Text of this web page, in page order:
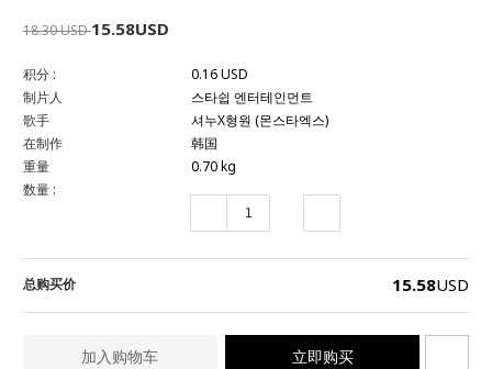
18.30 USD15.58USD
积分 :
0.16 USD
制片人
스타쉽 엔터테인먼트
歌手
셔누X형원 (몬스타엑스)
在制作
韩国
重量
0.70 kg
数量 :
总购买价 15.58USD
加入购物车 立即购买